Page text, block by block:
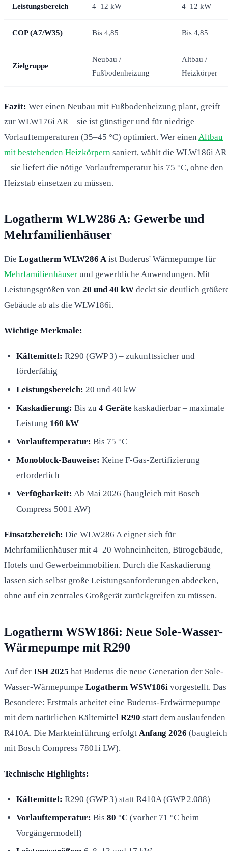
Leistungsbereich 4–12 kW 4–12 kW
COP (A7/W35) Bis 4,85 Bis 4,85
Zielgruppe
Neubau /
Fußbodenheizung
Altbau /
Heizkörper
Fazit: Wer einen Neubau mit Fußbodenheizung plant, greift
zur WLW176i AR – sie ist günstiger und für niedrige
Vorlauftemperaturen (35–45 °C) optimiert. Wer einen Altbau
mit bestehenden Heizkörpern saniert, wählt die WLW186i AR
– sie liefert die nötige Vorlauftemperatur bis 75 °C, ohne den
Heizstab einsetzen zu müssen.
Logatherm WLW286 A: Gewerbe und
Mehrfamilienhäuser
Die Logatherm WLW286 A ist Buderus' Wärmepumpe für
Mehrfamilienhäuser und gewerbliche Anwendungen. Mit
Leistungsgrößen von 20 und 40 kW deckt sie deutlich
Gebäude ab als die WLW186i.
Wichtige Merkmale:
Kältemittel: R290 (GWP 3) – zukunftssicher und
förderfähig
Leistungsbereich: 20 und 40 kW
Kaskadierung: Bis zu 4 Geräte kaskadierbar – maximale
Leistung 160 kW
Vorlauftemperatur: Bis 75 °C
Monoblock-Bauweise: Keine F-Gas-Zertifizierung
erforderlich
Verfügbarkeit: Ab Mai 2026 (baugleich mit Bosch
Compress 5001 AW)
Einsatzbereich: Die WLW286 A eignet sich für
Mehrfamilienhäuser mit 4–20 Wohneinheiten, Bürogebäude,
Hotels und Gewerbeimmobilien. Durch die Kaskadierung
lassen sich selbst große Leistungsanforderungen abdecken,
ohne auf ein zentrales Großgerät zurückgreifen zu müssen.
Logatherm WSW186i: Neue Sole-Wasser-
Wärmepumpe mit R290
Auf der ISH 2025 hat Buderus die neue Generation der Sole-
Wasser-Wärmepumpe Logatherm WSW186i vorgestellt. Das
Besondere: Erstmals arbeitet eine Buderus-Erdwärmepumpe
mit dem natürlichen Kältemittel R290 statt dem auslaufenden
R410A. Die Markteinführung erfolgt Anfang 2026 (baugleich
mit Bosch Compress 7801i LW).
Technische Highlights:
Kältemittel: R290 (GWP 3) statt R410A (GWP 2.088)
Vorlauftemperatur: Bis 80 °C (vorher 71 °C beim
Vorgängermodell)